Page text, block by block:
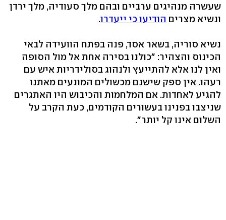
שעשרה מנהיגים ערביים ובהם מלך סעודיה, מלך ירדן
ונשיא מצרים הודיעו כי ייעדרו.
נשיא סוריה, בשאר אסד, פנה בפתח הוועידה לבאי
הכינוס והצהיר: "כולנו בסירה אחת אל מול הסופה
ואין לנו אלא להתייעץ ולנהוג בסולידריות איש עם
רעהו. אין ספק שישנם מכשולים המונעים מאתנו
להגיע לאחדות. אם המלחמות והכיבוש היו האתגרים
שניצבו בפנינו בעשורים הקודמים, כעת הקרב על
השלום אינו קל יותר".